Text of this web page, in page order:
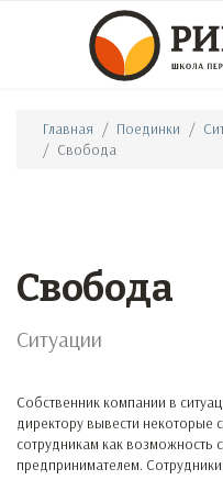
Главная Поединки
Свобода
Свобода
Ситуации
Собственник компании в
директору вывести некоторые
сотрудникам как возможность
предпринимателем.